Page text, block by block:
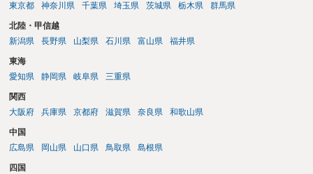
東京都
神奈川県 千葉県 埼玉県 茨城県 栃木県 群馬県
北陸・甲信越
新潟県
長野県 山梨県 石川県 富山県 福井県
東海
愛知県
静岡県 岐阜県 三重県
関西
大阪府
兵庫県 京都府 滋賀県 奈良県 和歌山県
中国
広島県
岡山県 山口県 鳥取県 島根県
四国